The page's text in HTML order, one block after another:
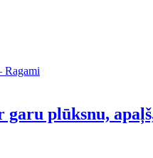
garu plūksnu,